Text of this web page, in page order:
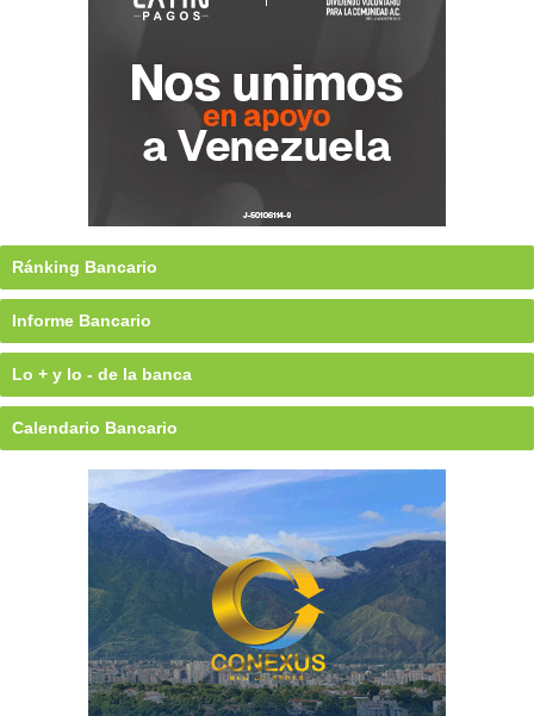
Ránking Bancario
Informe Bancario
Lo + y lo - de la banca
Calendario Bancario